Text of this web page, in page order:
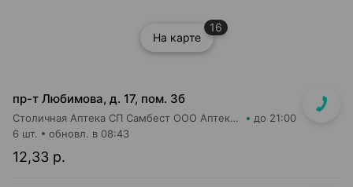
На карте
16
пр-т Любимова, д. 17, пом. 3б
Столичная Аптека СП Самбест ООО Аптека №6 до 21:00
12,33 р.
6 шт. обновл. в 08:43